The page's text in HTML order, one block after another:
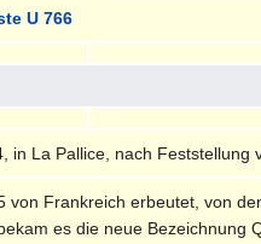
U 766
in La Pallice, nach
von Frankreich erbeutet, von
es die neue Bezeichnung